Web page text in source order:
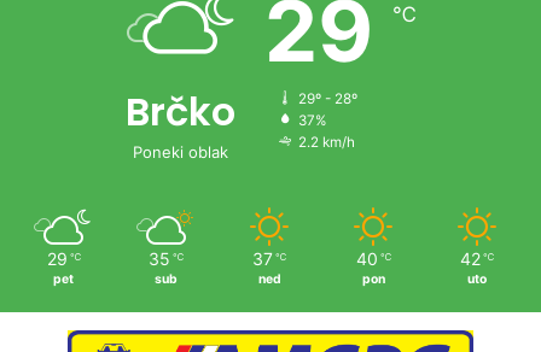
Brčko
Poneki oblak
29 ℃
29º - 28º
37%
2.2 km/h
29 ℃
pet
35 ℃
sub
37 ℃
ned
40 ℃
pon
42 ℃
uto